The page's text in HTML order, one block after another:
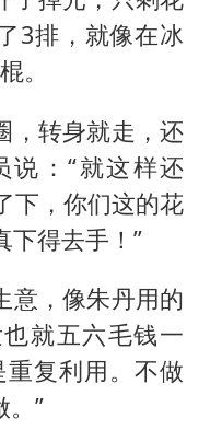
3排，就像在冰
。
，转身就走，还
说：“就这样还
下，你们这的花
下得去手！”
意，像朱丹用的
就五六毛钱一
复利用。不做
。”